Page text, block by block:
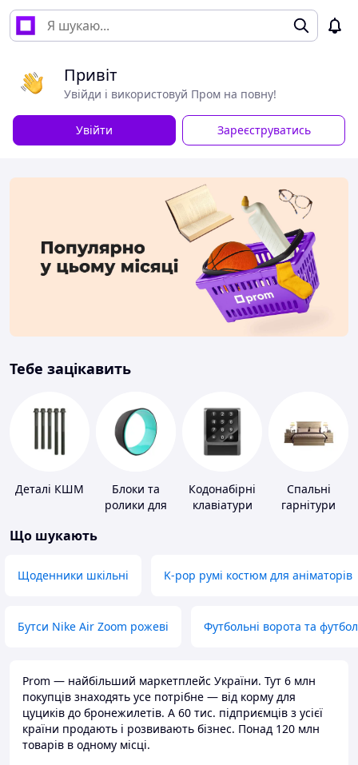
Привіт
Увійди і використовуй Пром на повну!
Увійти Зареєструватись
Тебе зацікавить
Деталі КШМ
Блоки та
ролики для
Кодонабірні
клавіатури
Спальні
гарнітури
Що шукають
Щоденники шкільні K-pop румі костюм для аніматорів
Бутси Nike Air Zoom рожеві Футбольні ворота та
Prom — найбільший маркетплейс України. Тут 6 млн
покупців знаходять усе потрібне — від корму для
цуциків до бронежилетів. А 60 тис. підприємців з усієї
країни продають і розвивають бізнес. Понад 120 млн
товарів в одному місці.